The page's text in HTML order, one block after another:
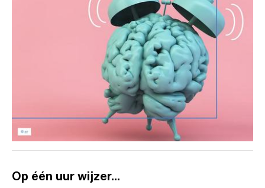
Op één uur wijzer...